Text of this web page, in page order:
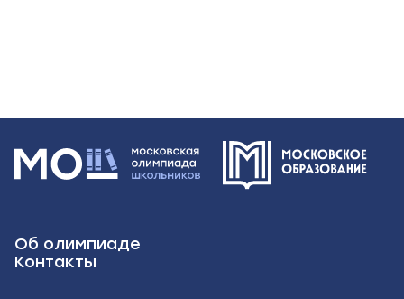
Об олимпиаде
Контакты